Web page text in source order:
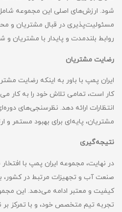
شود. ارزش‌های اصلی این مجموعه
مسئولیت‌پذیری در قبال مشتریان و
روابط بلندمدت و پایدار با مشتریان و
رضایت مشتریان
ایران پمپ با باور به اینکه رضایت
کار است، تمامی تلاش خود را به کار
انتظارات ارائه دهد. نظرسنجی‌های
مشتریان، پایه‌ای برای بهبود مستمر
نتیجه‌گیری
در نهایت، مجموعه ایران پمپ با
صنعت آب و تجهیزات مرتبط در کشور،
کیفیت و معتبر ادامه می‌دهد. این
تجربه تیم متخصص خود، و با تمرکز بر